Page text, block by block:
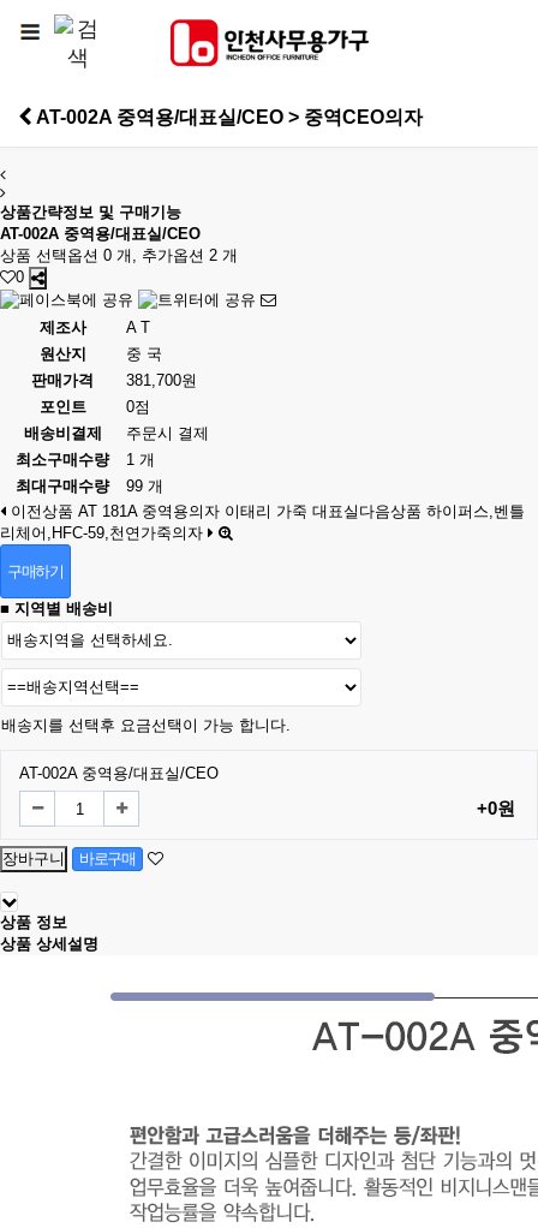
AT-002A 중역용/대표실/CEO > 중역CEO의자
상품간략정보 및 구매기능
AT-002A 중역용/대표실/CEO
상품 선택옵션 0 개, 추가옵션 2 개
0
제조사
A T
원산지
중 국
판매가격
381,700원
포인트
0점
배송비결제
주문시 결제
최소구매수량
1 개
최대구매수량
99 개
이전상품 AT 181A 중역용의자 이태리 가죽 대표실 다음상품 하이퍼스,벤틀
리체어,HFC-59,천연가죽의자
구매하기
■ 지역별 배송비
배송지를 선택후 요금선택이 가능 합니다.
AT-002A 중역용/대표실/CEO
+0원
상품 정보
상품 상세설명